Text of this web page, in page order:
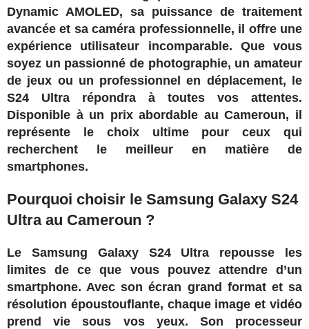
Dynamic AMOLED, sa puissance de traitement
avancée et sa caméra professionnelle, il offre une
expérience utilisateur incomparable. Que vous
soyez un passionné de photographie, un amateur
de jeux ou un professionnel en déplacement, le
S24 Ultra répondra à toutes vos attentes.
Disponible à un prix abordable au Cameroun, il
représente le choix ultime pour ceux qui
recherchent le meilleur en matière de
smartphones.
Pourquoi choisir le Samsung Galaxy S24
Ultra au Cameroun ?
Le Samsung Galaxy S24 Ultra repousse les
limites de ce que vous pouvez attendre d’un
smartphone. Avec son écran grand format et sa
résolution époustouflante, chaque image et vidéo
prend vie sous vos yeux. Son processeur